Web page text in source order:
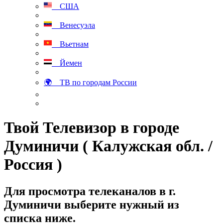
США
Венесуэла
Вьетнам
Йемен
🌍 ТВ по городам России
Твой Телевизор в городе
Думиничи ( Калужская обл. /
Россия )
Для просмотра телеканалов в г.
Думиничи выберите нужный из
списка ниже.